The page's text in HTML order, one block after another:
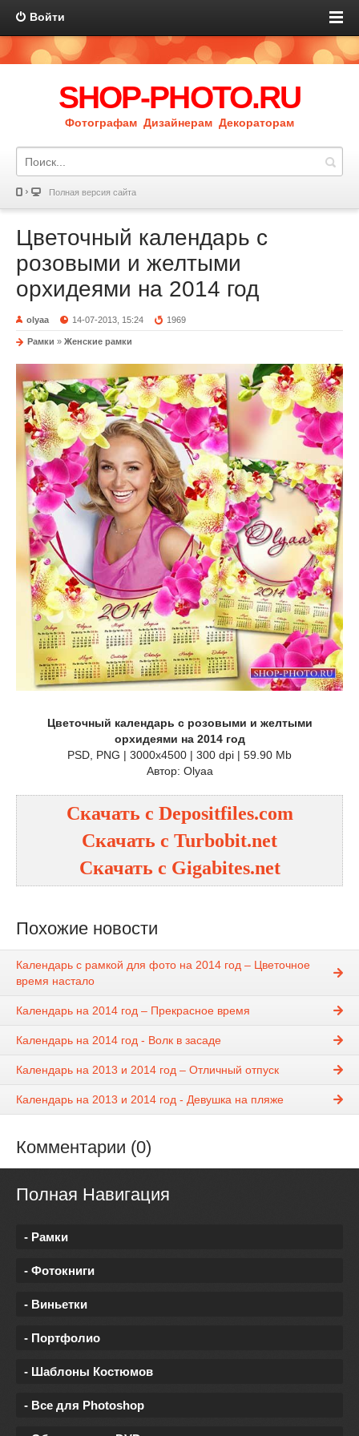
Войти
SHOP-PHOTO.RU
Фотографам Дизайнерам Декораторам
Полная версия сайта
Цветочный календарь с
розовыми и желтыми
орхидеями на 2014 год
olyaa 14-07-2013, 15:24 1969
Рамки » Женские рамки
Цветочный календарь с розовыми и желтыми
орхидеями на 2014 год
PSD, PNG | 3000x4500 | 300 dpi | 59.90 Mb
Автор: Olyaa
Скачать с Depositfiles.com
Скачать с Turbobit.net
Скачать с Gigabites.net
Похожие новости
Календарь с рамкой для фото на 2014 год – Цветочное
время настало
Календарь на 2014 год – Прекрасное время
Календарь на 2014 год - Волк в засаде
Календарь на 2013 и 2014 год – Отличный отпуск
Календарь на 2013 и 2014 год - Девушка на пляже
Комментарии (0)
Полная Навигация
- Рамки
- Фотокниги
- Виньетки
- Портфолио
- Шаблоны Костюмов
- Все для Photoshop